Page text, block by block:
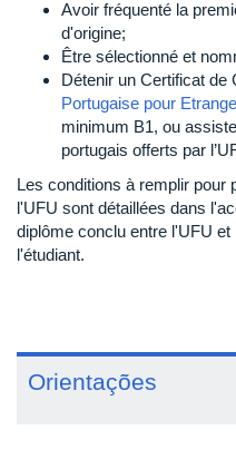
Avoir fréquenté la
d'origine;
Être sélectionné et
Détenir un Certificat de
Portugaise pour
minimum B1, ou
portugais offerts par
Les conditions à remplir pour
l'UFU sont détaillées dans
diplôme conclu entre l'UFU
l'étudiant.
Orientações